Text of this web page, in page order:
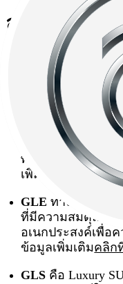
สรุป : เบนซ์
“ใช่” สำห
เบนซ์ 5 ประตูทั้ง 3 รุ่
สามารถตอบโจทย์ไ
เหมาะกับคร
SUV ขนาดกะทัด
พร้อมขับขี่ที่ปลอด
เพิ่มเติม
คลิกที่นี่
GLE ทางเลือกขอ
ที่มีความสมดุลระ
อเนกประสงค์เพื่อ
ข้อมูลเพิ่มเติมคลิก
GLS คือ Luxury